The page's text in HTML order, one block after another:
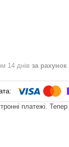
14 днів за
платежі.